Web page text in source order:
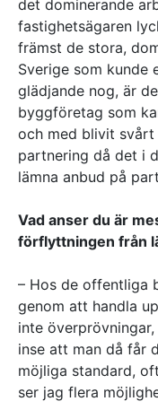
det dominerande
fastighetsägaren
främst de stora,
Sverige som kunde
glädjande nog, är
byggföretag som
och med blivit
partnering då det i
lämna anbud på
Vad anser du är
förflyttningen från
– Hos de offentliga
genom att handla
inte
inse att man då får
möjliga standard,
ser jag flera